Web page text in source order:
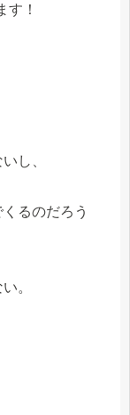
す！
し、
るのだろう
。